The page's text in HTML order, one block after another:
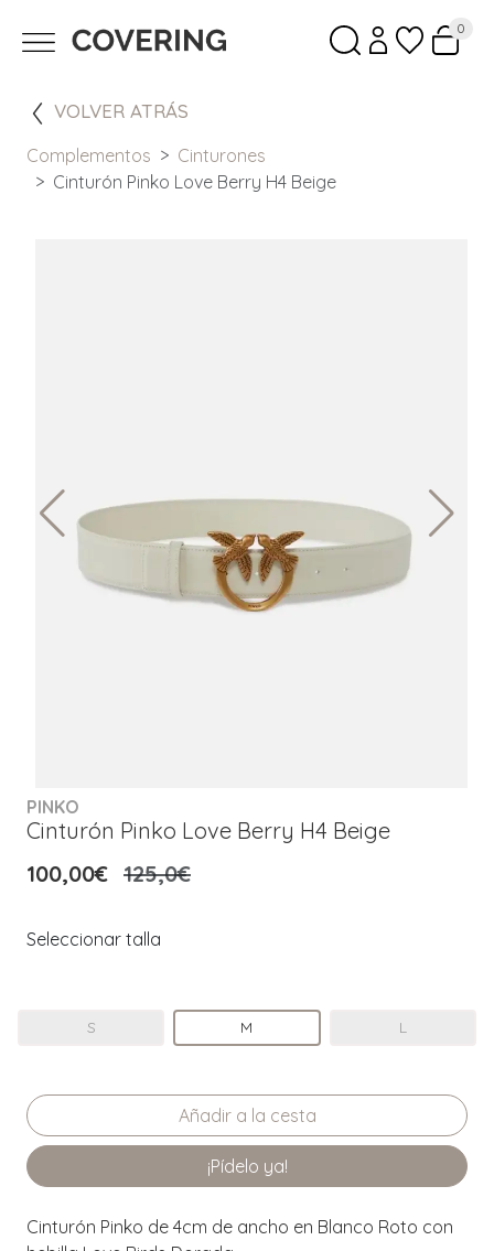
0
VOLVER ATRÁS
Complementos
Cinturones
Cinturón Pinko Love Berry H4 Beige
PINKO
Cinturón Pinko Love Berry H4 Beige
100,00€ 125,0€
Seleccionar talla
S M L
¡Pídelo ya!
Cinturón Pinko de 4cm de ancho en Blanco Roto con